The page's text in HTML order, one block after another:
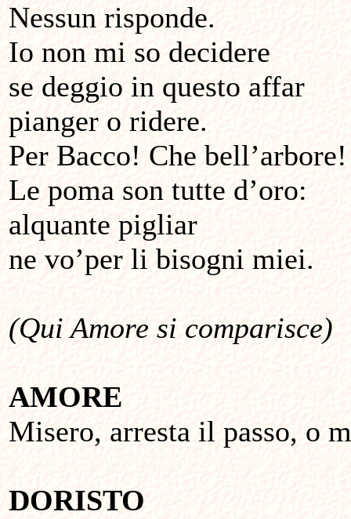
Nessun risponde.
Io non mi so decidere
se deggio in questo affar
pianger o ridere.
Per Bacco! Che bell’arbore!
Le poma son tutte d’oro:
alquante pigliar
ne vo’per li bisogni miei.
(Qui Amore si comparisce)
AMORE
Misero, arresta il passo, o
DORISTO